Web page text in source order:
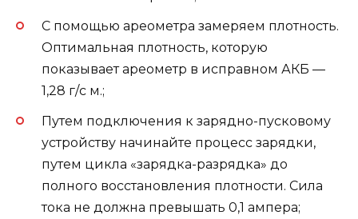
С помощью ареометра замеряем плотность.
Оптимальная плотность, которую
показывает ареометр в исправном АКБ —
1,28 г/с м.;
Путем подключения к зарядно-пусковому
устройству начинайте процесс зарядки,
путем цикла «зарядка-разрядка» до
полного восстановления плотности. Сила
тока не должна превышать 0,1 ампера;